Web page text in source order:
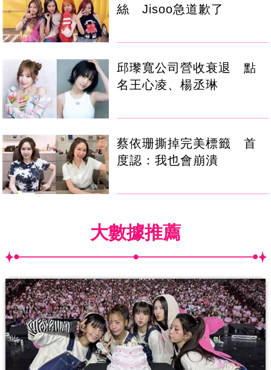
絲 Jisoo急道歉了
邱瓈寬公司營收衰退 點
名王心凌、楊丞琳
蔡依珊撕掉完美標籤 首
度認：我也會崩潰
大數據推薦